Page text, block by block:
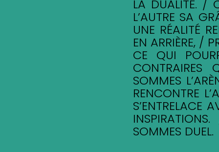
LA DUALITÉ. /
L’AUTRE SA
UNE RÉALITÉ
EN ARRIÈRE, /
CE QUI
CONTRAIRES
SOMMES
RENCONTRE
S’ENTRELACE
SOMMES DUEL.